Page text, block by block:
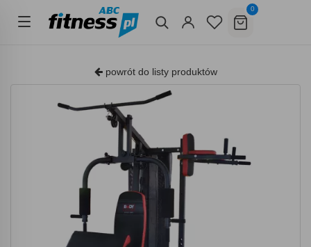
0
powrót do listy produktów